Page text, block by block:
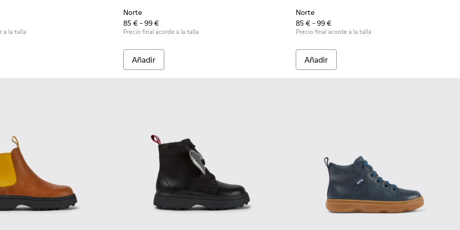
a la talla
Norte
85 € - 99 €
Precio final acorde a la talla
Añadir
Norte
85 € - 99 €
Precio final acorde a la talla
Añadir